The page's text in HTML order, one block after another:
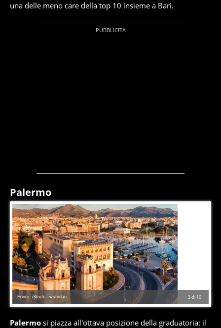
una delle meno care della top 10 insieme a Bari.
Palermo
3di 10
Fonte: iStock - wsfurlan
Palermo si piazza all'ottava posizione della graduatoria: il